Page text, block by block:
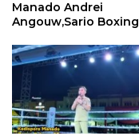
Manado Andrei
Angouw,Sario Boxing
Perbati 2026